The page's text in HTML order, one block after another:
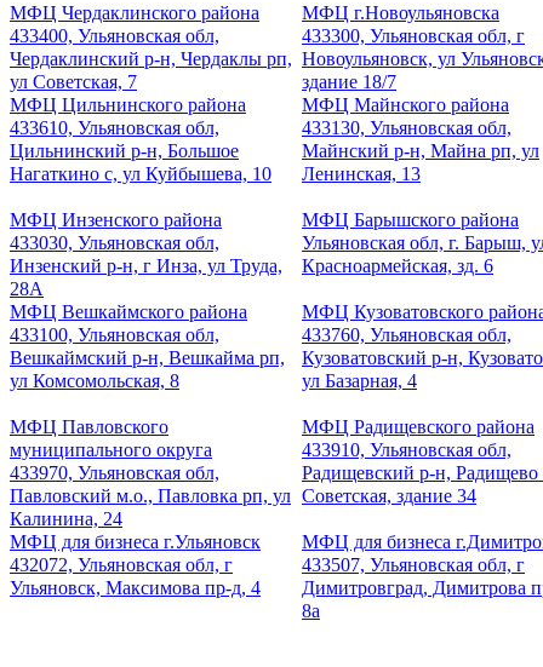
МФЦ Чердаклинского района
433400, Ульяновская обл,
Чердаклинский р-н, Чердаклы рп,
ул Советская, 7
МФЦ г.Новоульяновска
433300, Ульяновская обл, г
Новоульяновск, ул
здание 18/7
МФЦ Цильнинского района
433610, Ульяновская обл,
Цильнинский р-н, Большое
Нагаткино с, ул Куйбышева, 10
МФЦ Майнского района
433130, Ульяновская обл,
Майнский р-н, Майна рп, ул
Ленинская, 13
МФЦ Инзенского района
433030, Ульяновская обл,
Инзенский р-н, г Инза, ул Труда,
28А
МФЦ Барышского района
Ульяновская обл, г. Барыш,
Красноармейская, зд. 6
МФЦ Вешкаймского района
433100, Ульяновская обл,
Вешкаймский р-н, Вешкайма рп,
ул Комсомольская, 8
МФЦ Кузоватовского
433760, Ульяновская обл,
Кузоватовский р-н,
ул Базарная, 4
МФЦ Павловского
муниципального округа
433970, Ульяновская обл,
Павловский м.о., Павловка рп, ул
Калинина, 24
МФЦ Радищевского района
433910, Ульяновская обл,
Радищевский р-н, Радищево
Советская, здание 34
МФЦ для бизнеса г.Ульяновск
432072, Ульяновская обл, г
Ульяновск, Максимова пр-д, 4
МФЦ для бизнеса
433507, Ульяновская обл, г
Димитровград, Димитрова
8а